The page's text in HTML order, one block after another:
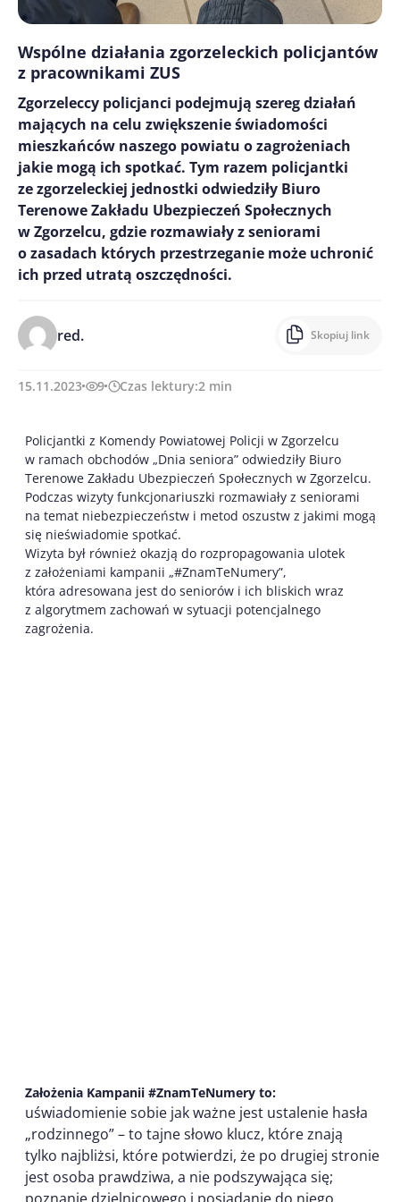
Wspólne działania zgorzeleckich policjantów
z pracownikami ZUS
Zgorzeleccy policjanci podejmują szereg działań
mających na celu zwiększenie świadomości
mieszkańców naszego powiatu o zagrożeniach
jakie mogą ich spotkać. Tym razem policjantki
ze zgorzeleckiej jednostki odwiedziły Biuro
Terenowe Zakładu Ubezpieczeń Społecznych
w Zgorzelcu, gdzie rozmawiały z seniorami
o zasadach których przestrzeganie może uchronić
ich przed utratą oszczędności.
red. Skopiuj link
15.11.2023 9 Czas lektury:2 min
Policjantki z Komendy Powiatowej Policji w Zgorzelcu
w ramach obchodów „Dnia seniora” odwiedziły Biuro
Terenowe Zakładu Ubezpieczeń Społecznych w Zgorzelcu.
Podczas wizyty funkcjonariuszki rozmawiały z seniorami
na temat niebezpieczeństw i metod oszustw z jakimi mogą
się nieświadomie spotkać.
Wizyta był również okazją do rozpropagowania ulotek
z założeniami kampanii „#ZnamTeNumery”,
która adresowana jest do seniorów i ich bliskich wraz
z algorytmem zachowań w sytuacji potencjalnego
zagrożenia.
Założenia Kampanii #ZnamTeNumery to:
uświadomienie sobie jak ważne jest ustalenie hasła
„rodzinnego” – to tajne słowo klucz, które znają
tylko najbliżsi, które potwierdzi, że po drugiej stronie
jest osoba prawdziwa, a nie podszywająca się;